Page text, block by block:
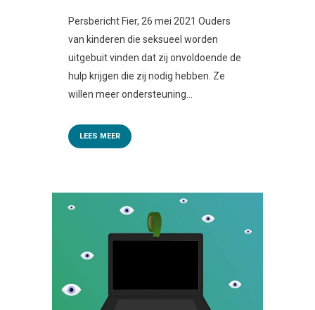
Persbericht Fier, 26 mei 2021 Ouders
van kinderen die seksueel worden
uitgebuit vinden dat zij onvoldoende de
hulp krijgen die zij nodig hebben. Ze
willen meer ondersteuning...
LEES MEER